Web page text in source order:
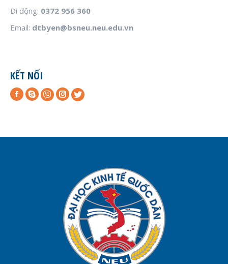
Di động: 0372 956 360‬
Email: dtbyen@bsneu.neu.edu.vn
KẾT NỐI
Facebook
Skype Instagram